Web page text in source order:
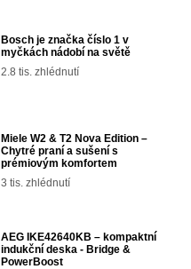
Bosch je značka číslo 1 v
myčkách nádobí na světě
2.8 tis. zhlédnutí
Miele W2 & T2 Nova Edition –
Chytré praní a sušení s
prémiovým komfortem
3 tis. zhlédnutí
AEG IKE42640KB – kompaktní
indukční deska - Bridge &
PowerBoost